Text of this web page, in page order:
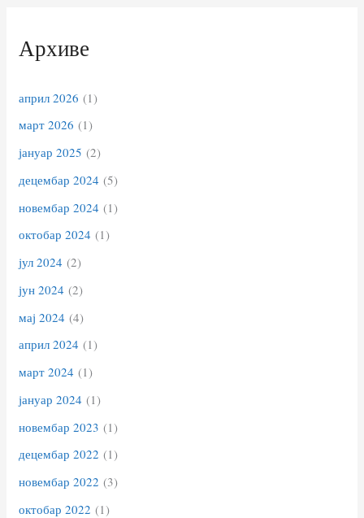
Архиве
април 2026 (1)
март 2026 (1)
јануар 2025 (2)
децембар 2024 (5)
новембар 2024 (1)
октобар 2024 (1)
јул 2024 (2)
јун 2024 (2)
мај 2024 (4)
април 2024 (1)
март 2024 (1)
јануар 2024 (1)
новембар 2023 (1)
децембар 2022 (1)
новембар 2022 (3)
октобар 2022 (1)